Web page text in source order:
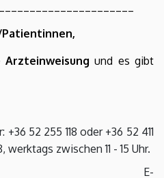
und es gibt
52 255 118 oder +36 52 411
werktags zwischen 11 - 15 Uhr.
E-